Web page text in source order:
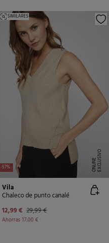
-57% E
X
C
L
U
SI
V
O
O
N
LI
N
E
SIMILARES
Vila
Chaleco de punto canalé
12,99 € 29,99 €
Ahorras 17,00 €